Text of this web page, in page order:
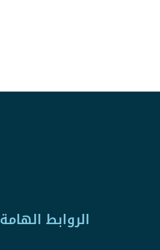
الروابط الهامة